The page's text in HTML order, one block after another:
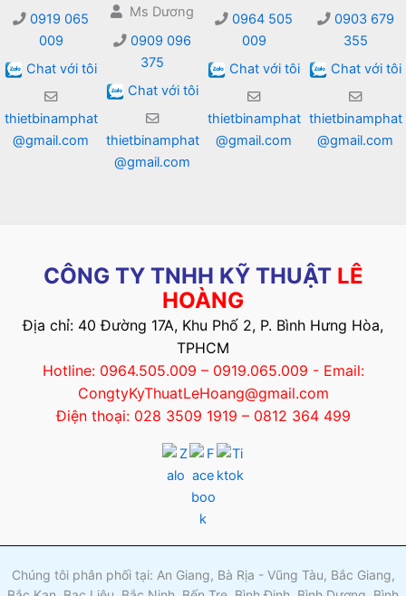
0919 065
009
Chat với tôi
thietbinamphat
@gmail.com
Ms Dương
0909 096
375
Chat với tôi
thietbinamphat
@gmail.com
0964 505
009
Chat với tôi
thietbinamphat
@gmail.com
0903 679
355
Chat với tôi
thietbinamphat
@gmail.com
CÔNG TY TNHH KỸ THUẬT LÊ
HOÀNG
Địa chỉ: 40 Đường 17A, Khu Phố 2, P. Bình Hưng Hòa,
TPHCM
Hotline: 0964.505.009 – 0919.065.009 - Email:
CongtyKyThuatLeHoang@gmail.com
Điện thoại: 028 3509 1919 – 0812 364 499
Chúng tôi phân phối tại: An Giang, Bà Rịa - Vũng Tàu, Bắc Giang,